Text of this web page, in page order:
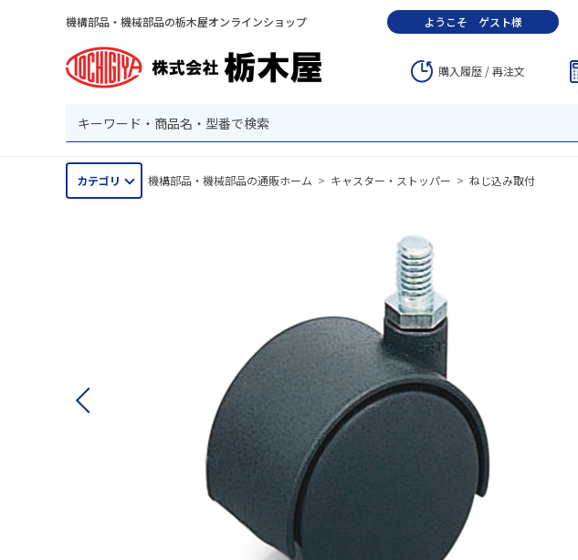
機構部品・機械部品の栃木屋オンラインショップ ようこそ ゲスト様
購入履歴 / 再注文
カテゴリ 機構部品・機械部品の通販ホーム > キャスター・ストッパー > ねじ込み取付